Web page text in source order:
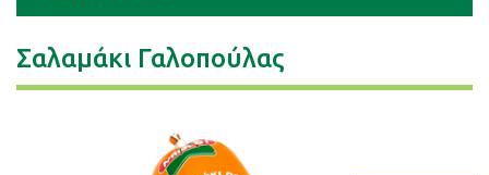
Σαλαμάκι Γαλοπούλας